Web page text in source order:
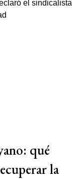
qué
la